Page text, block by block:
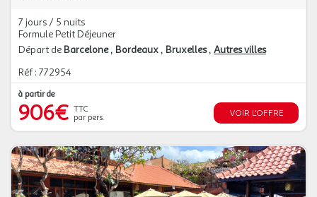
7 jours / 5 nuits
Formule Petit Déjeuner
Départ de Barcelone Bordeaux Bruxelles Autres villes
Réf : 772954
à partir de
906€ TTC
par pers.
VOIR L'OFFRE